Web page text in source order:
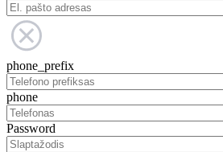
phone_prefix
phone
Password